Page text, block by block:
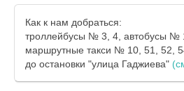
Как к нам добраться:
троллейбусы № 3, 4, автобусы №
маршрутные такси № 10, 51, 52,
до остановки "улица Гаджиева"